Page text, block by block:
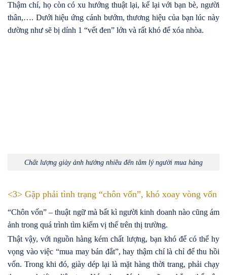
Thậm chí, họ còn có xu hướng thuật lại, kể lại với bạn bè, người
thân,…. Dưới hiệu ứng cánh bướm, thương hiệu của bạn lúc này
dường như sẽ bị dính 1 “vết đen” lớn và rất khó để xóa nhòa.
Chất lượng giày ảnh hưởng nhiều đến tâm lý người mua hàng
<3> Gặp phải tình trạng “chôn vốn”, khó xoay vòng vốn
“Chôn vốn” – thuật ngữ mà bất kì người kinh doanh nào cũng ám
ảnh trong quá trình tìm kiếm vị thế trên thị trường.
Thật vậy, với nguồn hàng kém chất lượng, bạn khó để có thể hy
vọng vào việc “mua may bán đắt”, hay thậm chí là chỉ để thu hồi
vốn. Trong khi đó, giày dép lại là mặt hàng thời trang, phải chạy